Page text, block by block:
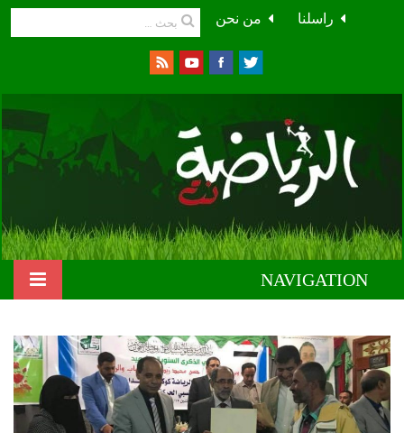
من نحن راسلنا
NAVIGATION